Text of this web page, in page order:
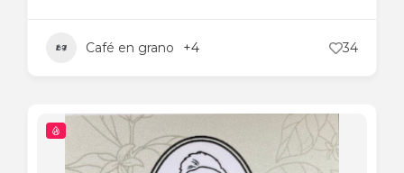
Café en grano +4 34